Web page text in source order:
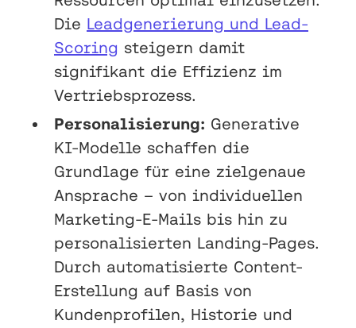
Die Leadgenerierung und Lead-
Scoring steigern damit
signifikant die Effizienz im
Vertriebsprozess.
Personalisierung: Generative
KI-Modelle schaffen die
Grundlage für eine zielgenaue
Ansprache – von individuellen
Marketing-E-Mails bis hin zu
personalisierten Landing-Pages.
Durch automatisierte Content-
Erstellung auf Basis von
Kundenprofilen, Historie und